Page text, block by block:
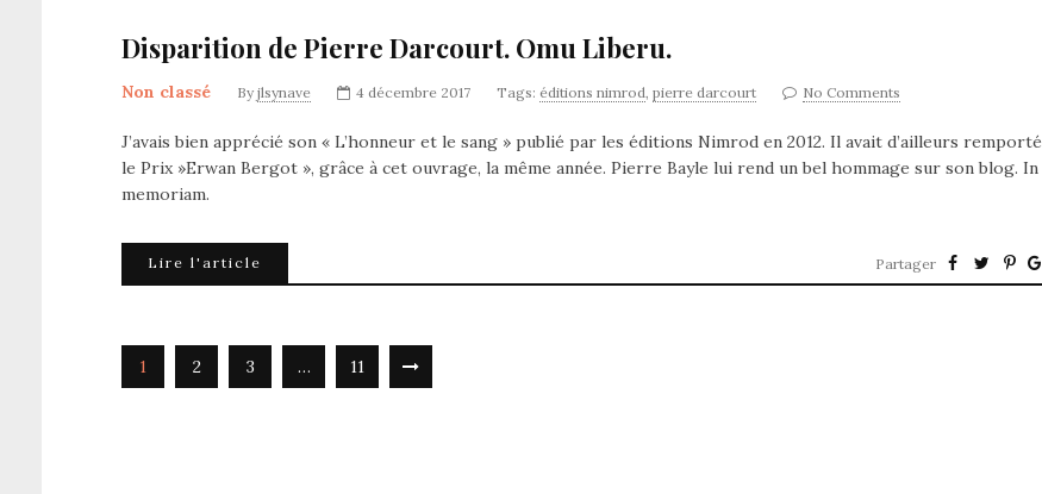
Disparition de Pierre Darcourt. Omu Liberu.
Non classé By jlsynave 4 décembre 2017 Tags: éditions nimrod, pierre darcourt No Comments
J’avais bien apprécié son « L’honneur et le sang » publié par les éditions Nimrod en 2012. Il avait d’ailleurs remporté
le Prix »Erwan Bergot », grâce à cet ouvrage, la même année. Pierre Bayle lui rend un bel hommage sur son blog. In
memoriam.
Lire l'article Partager
1 2 3 … 11